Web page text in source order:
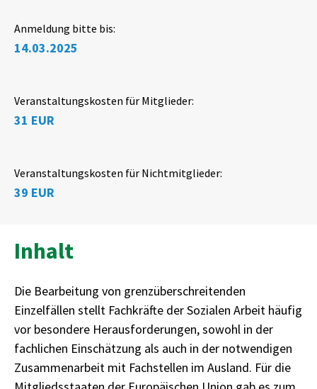
Inhalt
Die Bearbeitung von grenzüberschreitenden
Einzelfällen stellt Fachkräfte der Sozialen Arbeit häufig
vor besondere Herausforderungen, sowohl in der
fachlichen Einschätzung als auch in der notwendigen
Zusammenarbeit mit Fachstellen im Ausland. Für die
Anmeldung bitte bis:
14.03.2025
Veranstaltungskosten für Mitglieder:
31 EUR
Veranstaltungskosten für Nichtmitglieder:
39 EUR